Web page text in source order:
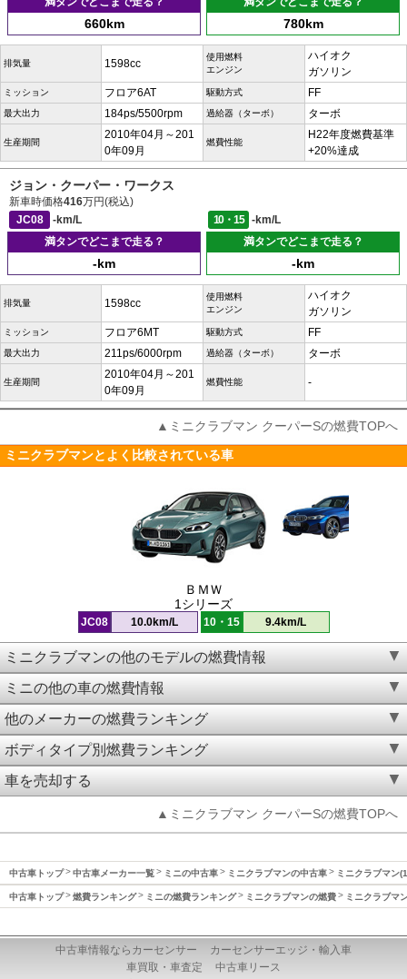
660km 780km
排気量 1598cc
使用燃料
エンジン
ハイオク
ガソリン
ミッション フロア6AT 駆動方式 FF
最大出力 184ps/5500rpm 過給器（ターボ） ターボ
生産期間
2010年04月～201
0年09月
燃費性能
H22年度燃費基準
+20%達成
ジョン・クーパー・ワークス
新車時価格416万円(税込)
JC08
-km/L 10・15
-km/L
満タンでどこまで走る？
-km
満タンでどこまで走る？
-km
排気量 1598cc
使用燃料
エンジン
ハイオク
ガソリン
ミッション フロア6MT 駆動方式 FF
最大出力 211ps/6000rpm 過給器（ターボ） ターボ
生産期間
2010年04月～201
0年09月
燃費性能 -
▲ミニクラブマン クーパーSの燃費TOPへ
ミニクラブマンとよく比較されている車
ＢＭＷ
1シリーズ
JC08 10.0km/L 10・15 9.4km/L
ミニクラブマンの他のモデルの燃費情報
ミニの他の車の燃費情報
他のメーカーの燃費ランキング
ボディタイプ別燃費ランキング
車を売却する
▲ミニクラブマン クーパーSの燃費TOPへ
中古車トップ 中古車メーカー一覧 ミニの中古車 ミニクラブマンの中古車 ミニクラブマン
中古車トップ 燃費ランキング ミニの燃費ランキング ミニクラブマンの燃費 ミニクラブマ
中古車情報ならカーセンサー
カーセンサーエッジ・輸入車
車買取・車査定
中古車リース